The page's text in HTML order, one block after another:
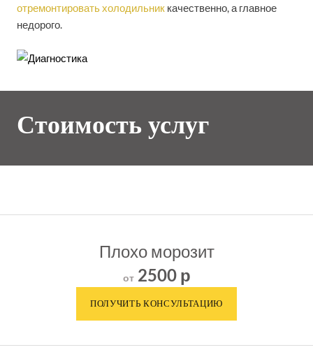
отремонтировать холодильник качественно, а главное
недорого.
Стоимость услуг
Плохо морозит
от2500 р